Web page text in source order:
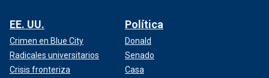
EE. UU.
Crimen en Blue City
Radicales universitarios
Crisis fronteriza
Política
Donald
Senado
Casa